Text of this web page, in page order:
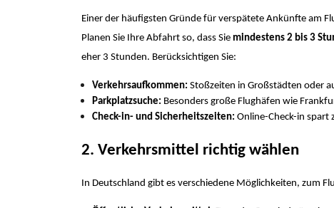
Einer der häufigsten Gründe für verspätete Ankünfte am
Planen Sie Ihre Abfahrt so, dass Sie mindestens 2 bis 3
eher 3 Stunden. Berücksichtigen Sie:
Verkehrsaufkommen: Stoßzeiten in Großstädten oder
Parkplatzsuche: Besonders große Flughäfen wie
Check-in- und Sicherheitszeiten: Online-Check-in spart
2. Verkehrsmittel richtig wählen
In Deutschland gibt es verschiedene Möglichkeiten, zum